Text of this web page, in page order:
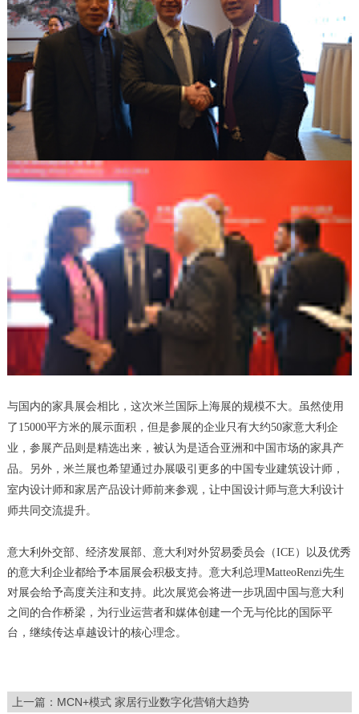
与国内的家具展会相比，这次米兰国际上海展的规模不大。虽然使用
了15000平方米的展示面积，但是参展的企业只有大约50家意大利企
业，参展产品则是精选出来，被认为是适合亚洲和中国市场的家具产
品。另外，米兰展也希望通过办展吸引更多的中国专业建筑设计师，
室内设计师和家居产品设计师前来参观，让中国设计师与意大利设计
师共同交流提升。
意大利外交部、经济发展部、意大利对外贸易委员会（ICE ）以及优秀
的意大利企业都给予本届展会积极支持。意大利总理MatteoRenzi先生
对展会给予高度关注和支持。 此次展览会将进一步巩固中国与意大利
之间的合作桥梁，为行业运营者和媒体创建一个无与伦比的国际平
台，继续传达卓越设计的核心理念。
上一篇： MCN+模式 家居行业数字化营销大趋势